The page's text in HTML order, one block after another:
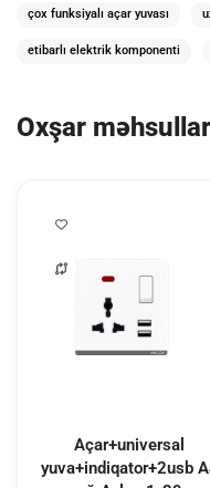
çox funksiyalı açar yuvası
etibarlı elektrik komponenti
Oxşar məhsullar
Açar+universal
yuva+indiqator+2usb